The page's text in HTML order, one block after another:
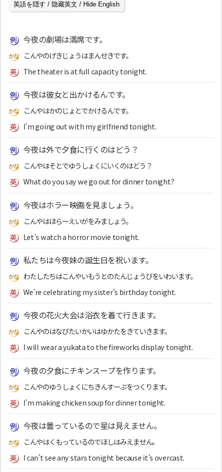
英語を隠す / 隐藏英文 / Hide English
今夜の劇場は満席です。
こんやのげきじょうはまんせきです。
The theater is at full capacity tonight.
今夜は彼女と出かけるんです。
こんやはかのじょとでかけるんです。
I’m going out with my girlfriend tonight.
今夜は外で夕食に行くのはどう？
こんやはそとでゆうしょくにいくのはどう？
What do you say we go out for dinner tonight?
今夜はホラー映画を見ましょう。
こんやはほらーえいがをみましょう。
Let’s watch a horror movie tonight.
私たちは今夜妹の誕生日を祝います。
わたしたちはこんやいもうとのたんじょうびをいわいます。
We’re celebrating my sister’s birthday tonight.
今夜の花火大会は浴衣を着て行きます。
こんやのはなびたいかいはゆかたをきていきます。
I will wear a yukata to the fireworks display tonight.
今夜の夕食にチキンスープを作ります。
こんやのゆうしょくにちきんすーぷをつくります。
I’m making chicken soup for dinner tonight.
今夜は曇っているので星は見えません。
こんやはくもっているのでほしはみえません。
I can’t see any stars tonight because it’s overcast.